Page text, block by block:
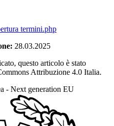
termini.php
28.03.2025
questo articolo è stato
Attribuzione 4.0 Italia.